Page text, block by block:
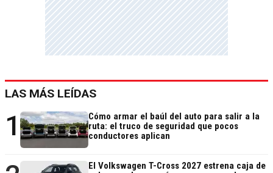
LAS MÁS LEÍDAS
1
Cómo armar el baúl del auto para salir a la
ruta: el truco de seguridad que pocos
conductores aplican
El Volkswagen T-Cross 2027 estrena caja de